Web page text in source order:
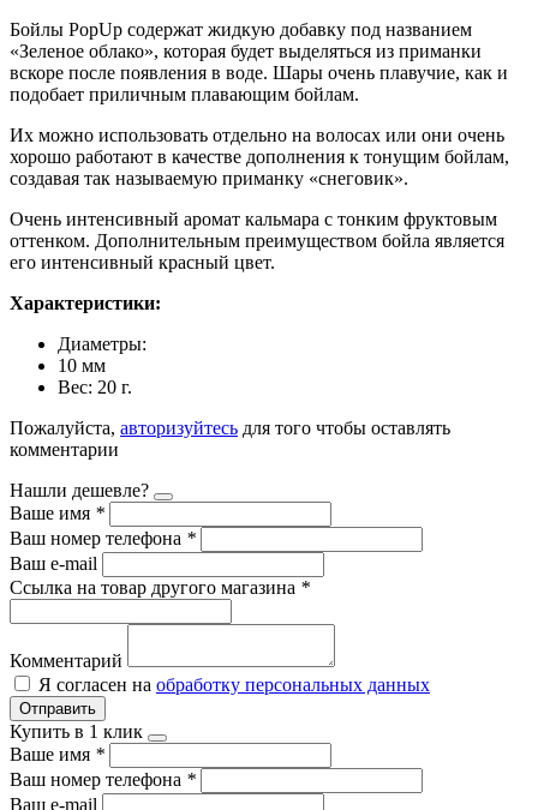
Бойлы PopUp содержат жидкую добавку под названием
«Зеленое облако», которая будет выделяться из приманки
вскоре после появления в воде. Шары очень плавучие, как и
подобает приличным плавающим бойлам.
Их можно использовать отдельно на волосах или они очень
хорошо работают в качестве дополнения к тонущим бойлам,
создавая так называемую приманку «снеговик».
Очень интенсивный аромат кальмара с тонким фруктовым
оттенком. Дополнительным преимуществом бойла является
его интенсивный красный цвет.
Характеристики:
Диаметры:
10 мм
Вес: 20 г.
Пожалуйста, авторизуйтесь для того чтобы оставлять
комментарии
Нашли дешевле?
Ваше имя *
Ваш номер телефона *
Ваш e-mail
Ссылка на товар другого магазина *
Комментарий
Я согласен на обработку персональных данных
Отправить
Купить в 1 клик
Ваше имя *
Ваш номер телефона *
Ваш e-mail